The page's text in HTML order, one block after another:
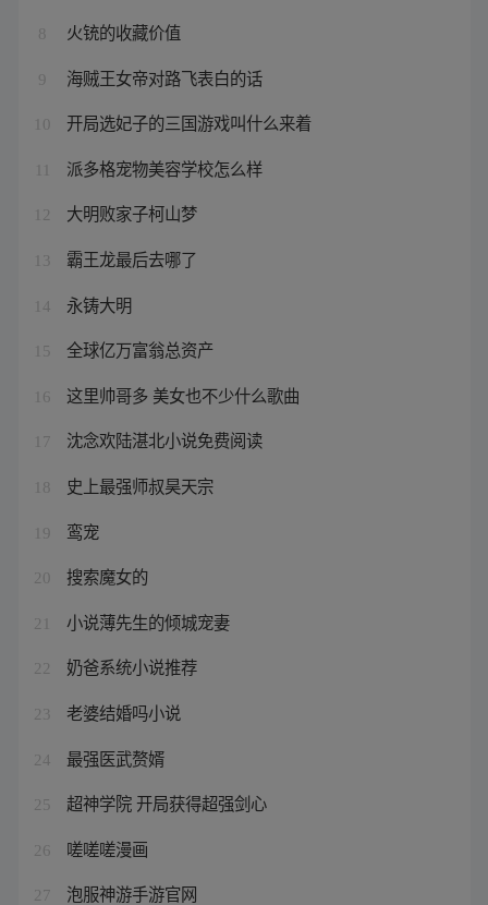
8 火铳的收藏价值
9 海贼王女帝对路飞表白的话
10 开局选妃子的三国游戏叫什么来着
派多格宠物美容学校怎么样
12 大明败家子柯山梦
13 霸王龙最后去哪了
14 永铸大明
15 全球亿万富翁总资产
16 这里帅哥多 美女也不少什么歌曲
17 沈念欢陆湛北小说免费阅读
18 史上最强师叔昊天宗
19 鸾宠
20 搜索魔女的
21 小说薄先生的倾城宠妻
22 奶爸系统小说推荐
23 老婆结婚吗小说
24 最强医武赘婿
25 超神学院 开局获得超强剑心
26 嗟嗟嗟漫画
27 泡服神游手游官网